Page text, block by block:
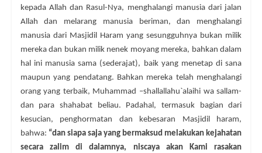
kepada Allah dan Rasul-Nya, menghalangi manusia dari jalan
Allah dan melarang manusia beriman, dan menghalangi
manusia dari Masjidil Haram yang sesungguhnya bukan milik
mereka dan bukan milik nenek moyang mereka, bahkan dalam
hal ini manusia sama (sederajat), baik yang menetap di sana
maupun yang pendatang. Bahkan mereka telah menghalangi
orang yang terbaik, Muhammad –shallallahu`alaihi wa sallam-
dan para shahabat beliau. Padahal, termasuk bagian dari
kesucian, penghormatan dan kebesaran Masjidil haram,
bahwa: “dan siapa saja yang bermaksud melakukan kejahatan
secara zalim di dalamnya, niscaya akan Kami rasakan